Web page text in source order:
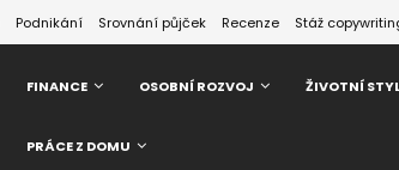
Podnikání Srovnání půjček Recenze Stáž
FINANCE OSOBNÍ ROZVOJ ŽIVOTNÍ
PRÁCE Z DOMU